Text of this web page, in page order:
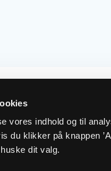
vores indhold og til
du klikker på knappen
dit valg.